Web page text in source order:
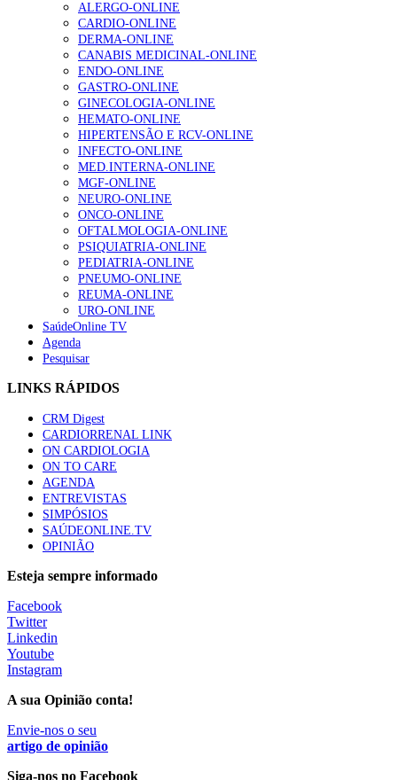
Enfermagem Forense. “Da urgência ao tribunal, cada
gesto conta e cada profissional faz a diferença”
202 visualizações
Alguns milhares de utentes podem ficar sem médico de
família com nova regras do registo, alerta associação
175 visualizações
Quase quatro em cada dez doentes com enfarte
apresentavam níveis elevados de Lp(a), revela estudo
86 visualizações
“Os programas de rastreio do cancro do pulmão são
custo-efetivos e representam um investimento
sustentável para os sistemas de saúde”
66 visualizações
Trodelvy aprovado para primeira linha no cancro da
mama triplo negativo metastático em doentes não
elegíveis para inibidores PD-(L)1
61 visualizações
Especialistas defendem mais potássio na alimentação
para ajudar a controlar a hipertensão
57 visualizações
MAIS NOTÍCIAS
Sindicato diz que nova carreira de médicos dentistas reforça
estabilidade no SNS
6 Ago, 2026|0 Comments
Mais de 400 utentes beneficiaram de comparticipação reforçada
para tratamentos de infertilidade na Madeira
ALERGO-ONLINE
CARDIO-ONLINE
DERMA-ONLINE
CANABIS MEDICINAL-ONLINE
ENDO-ONLINE
GASTRO-ONLINE
GINECOLOGIA-ONLINE
HEMATO-ONLINE
HIPERTENSÃO E RCV-ONLINE
INFECTO-ONLINE
MED.INTERNA-ONLINE
MGF-ONLINE
NEURO-ONLINE
ONCO-ONLINE
OFTALMOLOGIA-ONLINE
PSIQUIATRIA-ONLINE
PEDIATRIA-ONLINE
PNEUMO-ONLINE
REUMA-ONLINE
URO-ONLINE
SaúdeOnline TV
Agenda
Pesquisar
LINKS RÁPIDOS
CRM Digest
CARDIORRENAL LINK
ON CARDIOLOGIA
ON TO CARE
AGENDA
ENTREVISTAS
SIMPÓSIOS
SAÚDEONLINE.TV
OPINIÃO
Esteja sempre informado
Facebook
Twitter
Linkedin
Youtube
Instagram
A sua Opinião conta!
Envie-nos o seu
artigo de opinião
Siga-nos no Facebook